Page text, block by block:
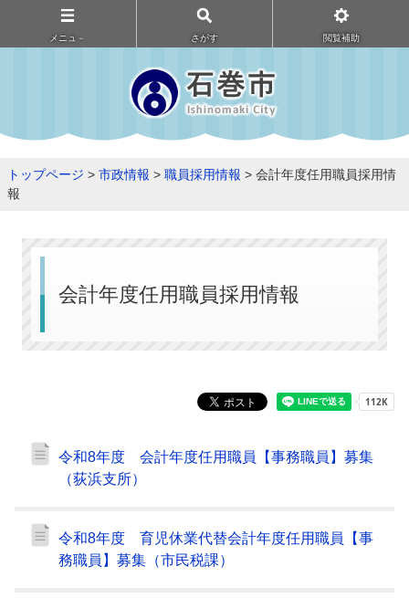
メニュ－ さがす 閲覧補助
トップページ > 市政情報 > 職員採用情報 > 会計年度任用職員採用情
報
会計年度任用職員採用情報
令和8年度 会計年度任用職員【事務職員】募集
（荻浜支所）
令和8年度 育児休業代替会計年度任用職員【事
務職員】募集（市民税課）